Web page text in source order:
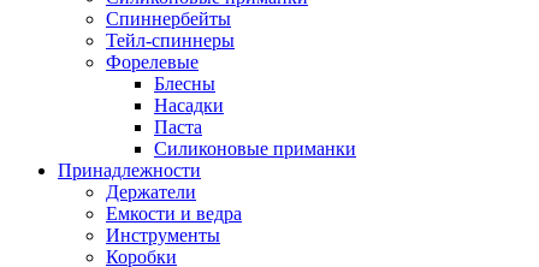
Спиннербейты
Тейл-спиннеры
Форелевые
Блесны
Насадки
Паста
Силиконовые приманки
Принадлежности
Держатели
Емкости и ведра
Инструменты
Коробки